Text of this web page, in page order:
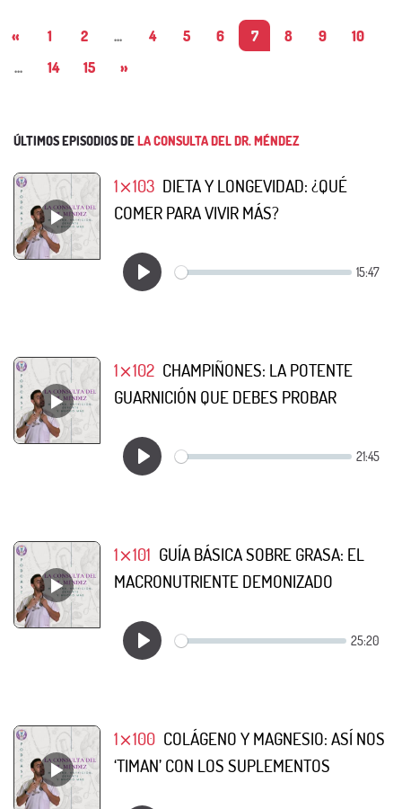
« 1 2 ... 4 5 6 7 8 9
10
...
14 15 »
ÚLTIMOS EPISODIOS DELA CONSULTA DEL DR. MÉNDEZ
1⨯103 DIETA Y LONGEVIDAD: ¿QUÉ
COMER PARA VIVIR MÁS?
1⨯102 CHAMPIÑONES: LA POTENTE
GUARNICIÓN QUE DEBES PROBAR
1⨯101 GUÍA BÁSICA SOBRE GRASA: EL
MACRONUTRIENTE DEMONIZADO
1⨯100 COLÁGENO Y MAGNESIO: ASÍ NOS
‘TIMAN’ CON LOS SUPLEMENTOS